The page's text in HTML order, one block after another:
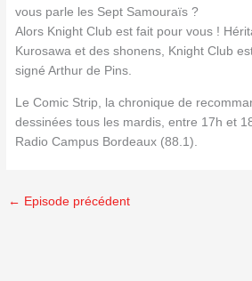
vous parle les Sept Samouraïs ?
Alors Knight Club est fait pour vous !
Kurosawa et des shonens, Knight Club
signé Arthur de Pins.
Le Comic Strip, la chronique de
dessinées tous les mardis, entre 17h et
Radio Campus Bordeaux (88.1).
← Episode précédent